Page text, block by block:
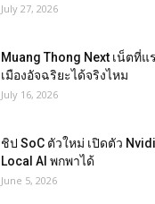
July 27, 2026
Muang Thong Next เน็ตที่
เมืองอัจฉริยะได้จริงไหม
July 16, 2026
ชิป SoC ตัวใหม่ เปิดตัว
Local AI พกพาได้
June 5, 2026